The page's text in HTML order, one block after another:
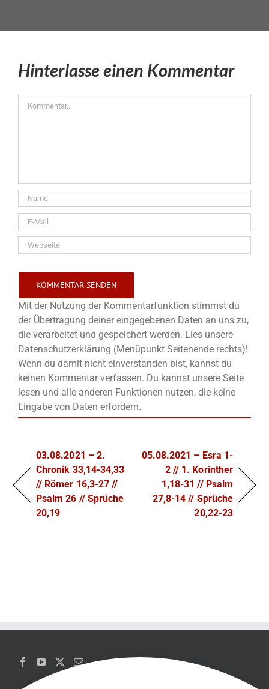
Hinterlasse einen Kommentar
Mit der Nutzung der Kommentarfunktion stimmst du
der Übertragung deiner eingegebenen Daten an uns zu,
die verarbeitet und gespeichert werden. Lies unsere
Datenschutzerklärung (Menüpunkt Seitenende rechts)!
Wenn du damit nicht einverstanden bist, kannst du
keinen Kommentar verfassen. Du kannst unsere Seite
lesen und alle anderen Funktionen nutzen, die keine
Eingabe von Daten erfordern.
03.08.2021 – 2.
Chronik 33,14-34,33
// Römer 16,3-27 //
Psalm 26 // Sprüche
20,19
05.08.2021 – Esra 1-
2 // 1. Korinther
1,18-31 // Psalm
27,8-14 // Sprüche
20,22-23